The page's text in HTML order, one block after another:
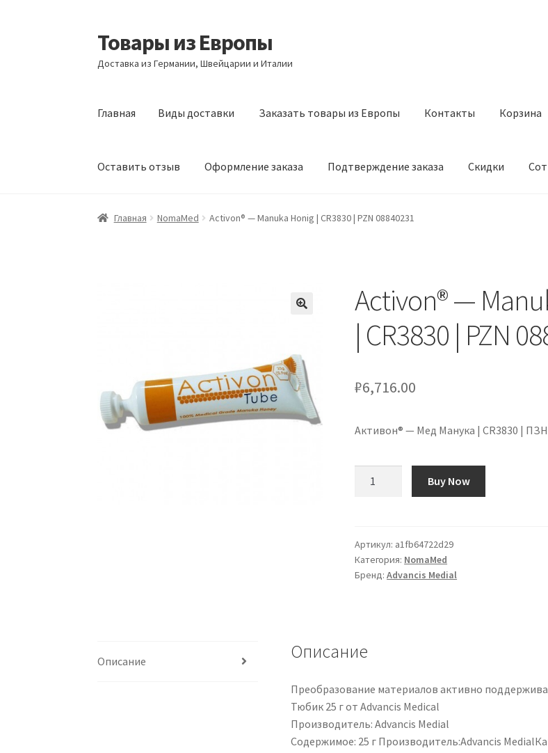
Перейти
к
навигации
Перейти
к
содержимому
Товары из Европы
Доставка из Германии, Швейцарии и Италии
Главная Виды доставки Заказать товары из Европы Контакты Корзина
Оставить отзыв Оформление заказа Подтверждение заказа Скидки
Главная Виды доставки Заказать товары из Европы КонтактыКорзина
Главная NomaMed Activon® — Manuka Honig | CR3830 | PZN 08840231
Activon® —
| CR3830 | PZN
₽6,716.00
Активон® — Мед Манука | CR3830 | ПЗН
Manuka
Honig
|
08840231
Buy Now
Артикул: a1fb64722d29
Категория: NomaMed
Бренд:Advancis Medial
Описание Описание
Преобразование материалов активно
Тюбик 25 г от Advancis Medical
Производитель: Advancis Medial
Содержимое: 25 г Производитель:Advancis